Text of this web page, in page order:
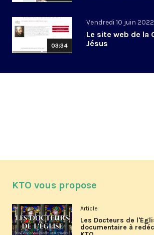
03:34
Vendredi 10 juin 2022
Le site web de la
Jésus
KTO vous propose
Article
Les Docteurs de
documentaire à